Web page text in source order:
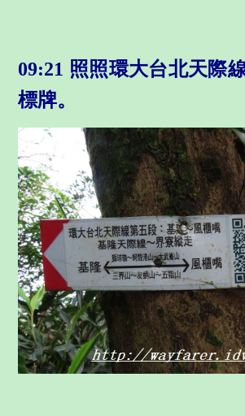
09:21 照照環大台北天際
標牌。